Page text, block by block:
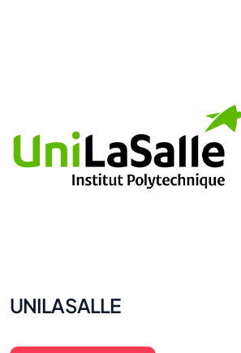
UNILASALLE